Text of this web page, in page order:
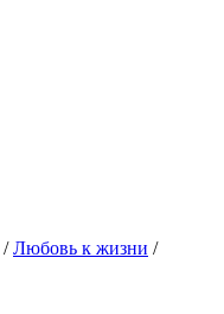
/Любовь к жизни /